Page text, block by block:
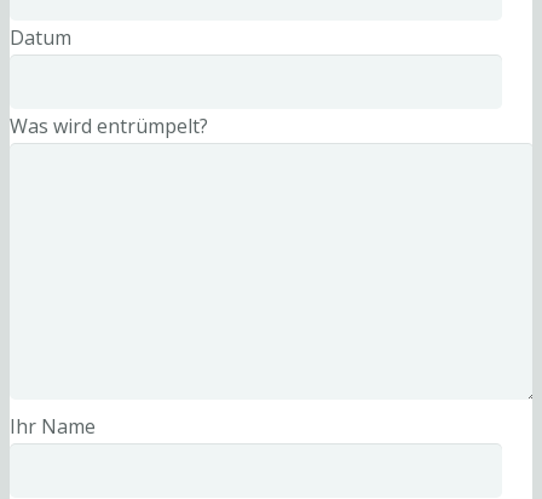
Datum
Was wird entrümpelt?
Ihr Name